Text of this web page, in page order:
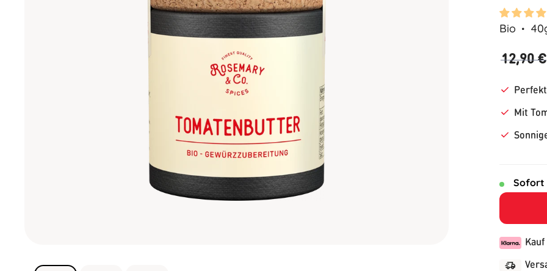
Bio
12,90 €
Mit
Sofort
Kauf